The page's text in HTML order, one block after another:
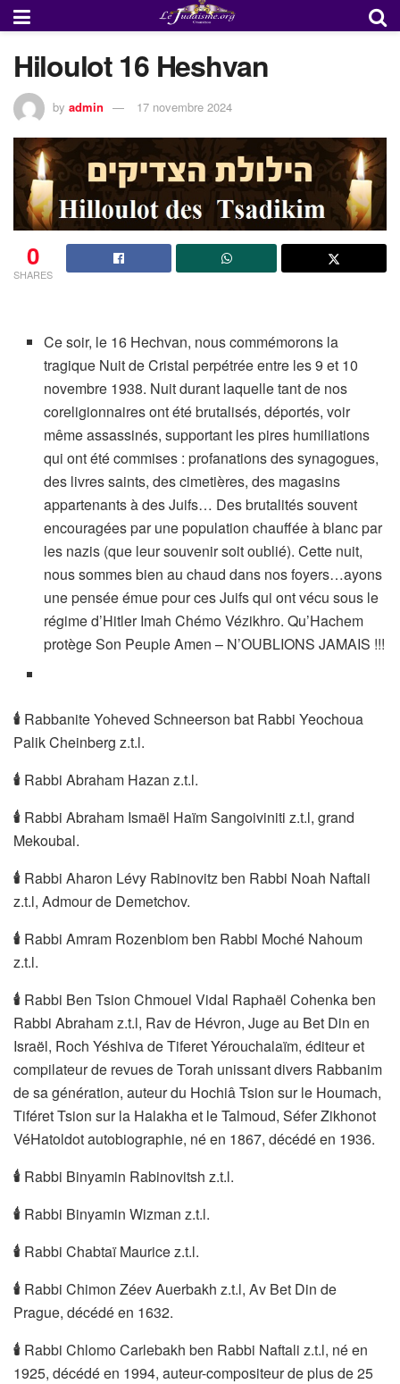
Hiloulot 16 Heshvan
by admin 17 novembre 2024
0
SHARES
Ce soir, le 16 Hechvan, nous commémorons la
tragique Nuit de Cristal perpétrée entre les 9 et 10
novembre 1938. Nuit durant laquelle tant de nos
coreligionnaires ont été brutalisés, déportés, voir
même assassinés, supportant les pires humiliations
qui ont été commises : profanations des synagogues,
des livres saints, des cimetières, des magasins
appartenants à des Juifs… Des brutalités souvent
encouragées par une population chauffée à blanc par
les nazis (que leur souvenir soit oublié). Cette nuit,
nous sommes bien au chaud dans nos foyers…ayons
une pensée émue pour ces Juifs qui ont vécu sous le
régime d’Hitler Imah Chémo Vézikhro. Qu’Hachem
protège Son Peuple Amen – N’OUBLIONS JAMAIS !!!
🕯 Rabbanite Yoheved Schneerson bat Rabbi Yeochoua
Palik Cheinberg z.t.l.
🕯 Rabbi Abraham Hazan z.t.l.
🕯 Rabbi Abraham Ismaël Haïm Sangoiviniti z.t.l, grand
Mekoubal.
🕯 Rabbi Aharon Lévy Rabinovitz ben Rabbi Noah Naftali
z.t.l, Admour de Demetchov.
🕯 Rabbi Amram Rozenbiom ben Rabbi Moché Nahoum
z.t.l.
🕯 Rabbi Ben Tsion Chmouel Vidal Raphaël Cohenka ben
Rabbi Abraham z.t.l, Rav de Hévron, Juge au Bet Din en
Israël, Roch Yéshiva de Tiferet Yérouchalaïm, éditeur et
compilateur de revues de Torah unissant divers Rabbanim
de sa génération, auteur du Hochiâ Tsion sur le Houmach,
Tiféret Tsion sur la Halakha et le Talmoud, Séfer Zikhonot
VéHatoldot autobiographie, né en 1867, décédé en 1936.
🕯 Rabbi Binyamin Rabinovitsh z.t.l.
🕯 Rabbi Binyamin Wizman z.t.l.
🕯 Rabbi Chabtaï Maurice z.t.l.
🕯 Rabbi Chimon Zéev Auerbakh z.t.l, Av Bet Din de
Prague, décédé en 1632.
🕯 Rabbi Chlomo Carlebakh ben Rabbi Naftali z.t.l, né en
1925, décédé en 1994, auteur-compositeur de plus de 25